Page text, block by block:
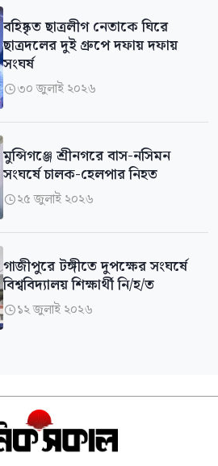
বহিষ্কৃত ছাত্রলীগ নেতাকে ঘিরে
ছাত্রদলের দুই গ্রুপে দফায় দফায়
সংঘর্ষ
৩০ জুলাই ২০২৬
মুন্সিগঞ্জে শ্রীনগরে বাস-নসিমন
সংঘর্ষে চালক-হেলপার নিহত
২৫ জুলাই ২০২৬
গাজীপুরে টঙ্গীতে দুপক্ষের সংঘর্ষে
বিশ্ববিদ্যালয় শিক্ষার্থী নি/হ/ত
১২ জুলাই ২০২৬